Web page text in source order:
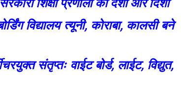
शिक्षा प्रणाली की दशा और दिशा
विद्यालय त्यूनी, कोराबा, कालसी बने
संतृप्तः वाईट बोर्ड, लाईट, विद्युत,